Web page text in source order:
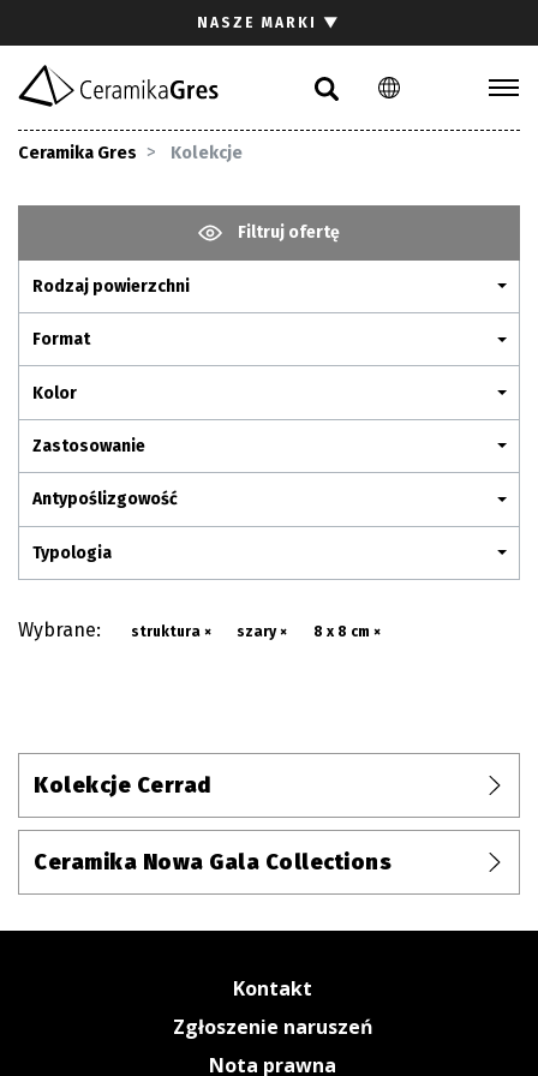
PL EN DE
NASZE MARKI ▼
Ceramika Gres Kolekcje
Filtruj ofertę
Rodzaj powierzchni
Format
Kolor
Zastosowanie
Antypoślizgowość
Typologia
Wybrane: struktura × szary × 8 x 8 cm ×
Kolekcje Cerrad
Ceramika Nowa Gala Collections
Kontakt
Zgłoszenie naruszeń
Nota prawna
Pliki do pobrania